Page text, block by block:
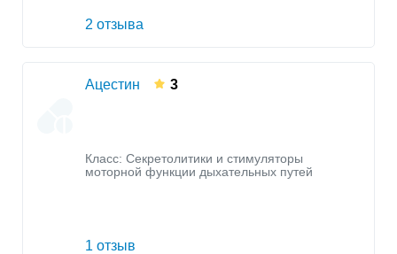
2 отзыва
Ацестин 3
Класс: Секретолитики и стимуляторы
моторной функции дыхательных путей
1 отзыв